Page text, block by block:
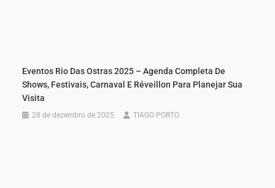
Eventos Rio Das Ostras 2025 – Agenda Completa De
Shows, Festivais, Carnaval E Réveillon Para Planejar Sua
Visita
28 de dezembro de 2025 TIAGO PORTO